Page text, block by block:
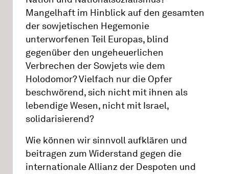
Mangelhaft im Hinblick auf den gesamten
der sowjetischen Hegemonie
unterworfenen Teil Europas, blind
gegenüber den ungeheuerlichen
Verbrechen der Sowjets wie dem
Holodomor? Vielfach nur die Opfer
beschwörend, sich nicht mit ihnen als
lebendige Wesen, nicht mit Israel,
solidarisierend?
Wie können wir sinnvoll aufklären und
beitragen zum Widerstand gegen die
internationale Allianz der Despoten und